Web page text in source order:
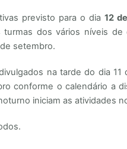
previsto para o dia 12
dos vários níveis
setembro.
na tarde do dia
conforme o calendário a
iniciam as atividades